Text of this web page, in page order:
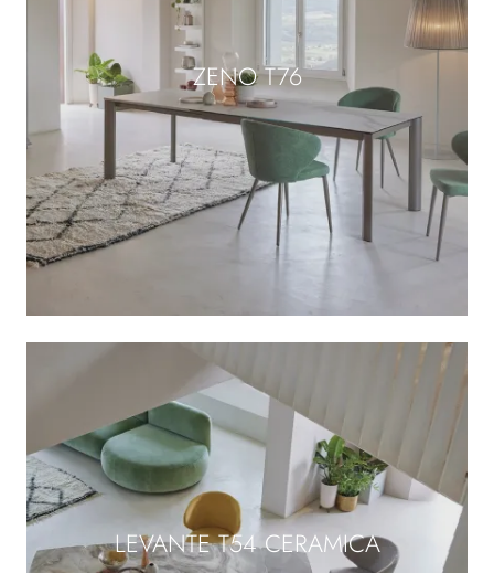
ZENO T76
LEVANTE T54 CERAMICA